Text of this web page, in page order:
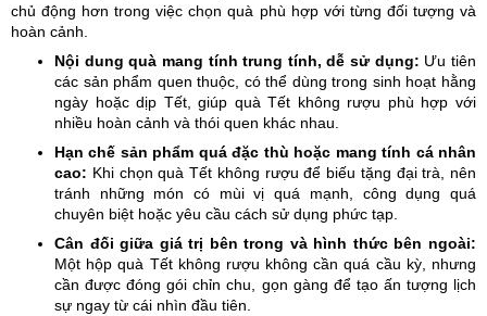
chủ động hơn trong việc chọn quà phù hợp với từng đối tượng và
hoàn cảnh.
Nội dung quà mang tính trung tính, dễ sử dụng: Ưu tiên
các sản phẩm quen thuộc, có thể dùng trong sinh hoạt hằng
ngày hoặc dịp Tết, giúp quà Tết không rượu phù hợp với
nhiều hoàn cảnh và thói quen khác nhau.
Hạn chế sản phẩm quá đặc thù hoặc mang tính cá nhân
cao: Khi chọn quà Tết không rượu để biếu tặng đại trà, nên
tránh những món có mùi vị quá mạnh, công dụng quá
chuyên biệt hoặc yêu cầu cách sử dụng phức tạp.
Cân đối giữa giá trị bên trong và hình thức bên ngoài:
Một hộp quà Tết không rượu không cần quá cầu kỳ, nhưng
cần được đóng gói chỉn chu, gọn gàng để tạo ấn tượng lịch
sự ngay từ cái nhìn đầu tiên.